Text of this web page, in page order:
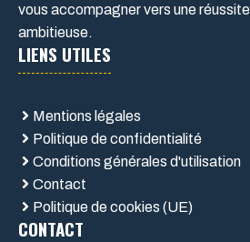
vous accompagner vers une
ambitieuse.
LIENS UTILES
Mentions légales
Politique de confidentialité
Conditions générales d'utilisation
Contact
Politique de cookies (UE)
CONTACT